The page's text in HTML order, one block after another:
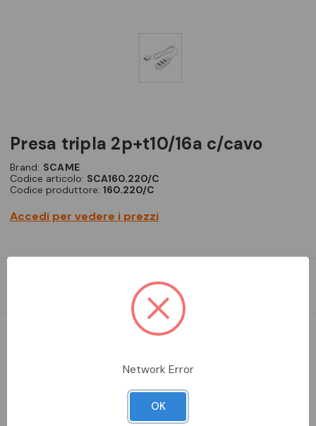
presa tripla 2p+t10/16a c/cavo
Brand: SCAME
Codice articolo: SCA160.220/C
Codice produttore: 160.220/C
Accedi per vedere i prezzi
Presa multipla 2p+t-16a-(s17) bianco 3x2p+t-16a-(p17/11)
Aggiungi alla comparazione
Network Error
OK